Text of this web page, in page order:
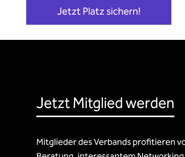
Jetzt Mitglied werden
Mitglieder des Verbands profitieren